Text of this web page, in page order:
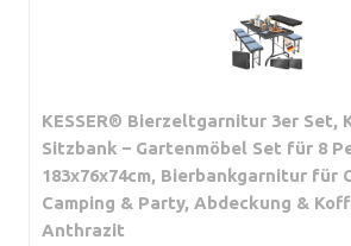
KESSER® Bierzeltgarnitur 3er Set,
Sitzbank – Gartenmöbel Set für 8
183x76x74cm, Bierbankgarnitur für
Camping & Party, Abdeckung &
Anthrazit